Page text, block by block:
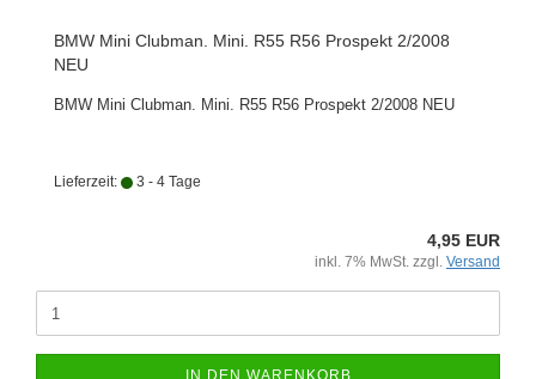
BMW Mini Clubman. Mini. R55 R56 Prospekt 2/2008
NEU
BMW Mini Clubman. Mini. R55 R56 Prospekt 2/2008 NEU
Lieferzeit: 3 - 4 Tage
4,95 EUR
inkl. 7% MwSt. zzgl. Versand
IN DEN WARENKORB